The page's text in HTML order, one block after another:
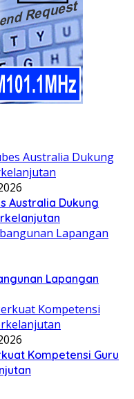
Australia Dukung
Lapangan
Kompetensi Guru